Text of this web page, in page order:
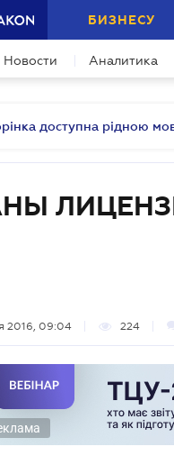
БИЗНЕСУ
Новости Аналитика
доступна рідною
2016, 09:04 224